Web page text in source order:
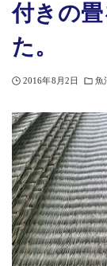
付きの
た。
2016年8月2日 魚